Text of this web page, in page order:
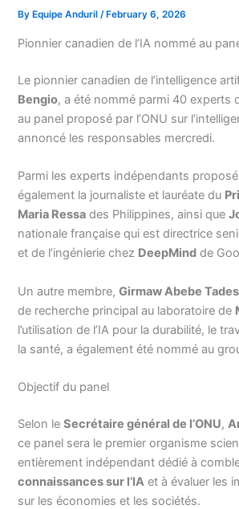
By Equipe Anduril/ February 6, 2026
Pionnier canadien de l’IA nommé au
Le pionnier canadien de l’intelligence
Bengio, a été nommé parmi 40 experts
au panel proposé par l’ONU sur
annoncé les responsables mercredi.
Parmi les experts indépendants
également la journaliste et lauréate du
Maria Ressa des Philippines, ainsi que
nationale française qui est directrice
et de l’ingénierie chez DeepMind de
Un autre membre,Girmaw Abebe
de recherche principal au laboratoire de
l’utilisation de l’IA pour la durabilité, le
la santé, a également été nommé au
Objectif du panel
Selon leSecrétaire général de l’ONU,
ce panel sera le premier organisme
entièrement indépendant dédié à
connaissances sur l’IA et à évaluer les
sur les économies et les sociétés.